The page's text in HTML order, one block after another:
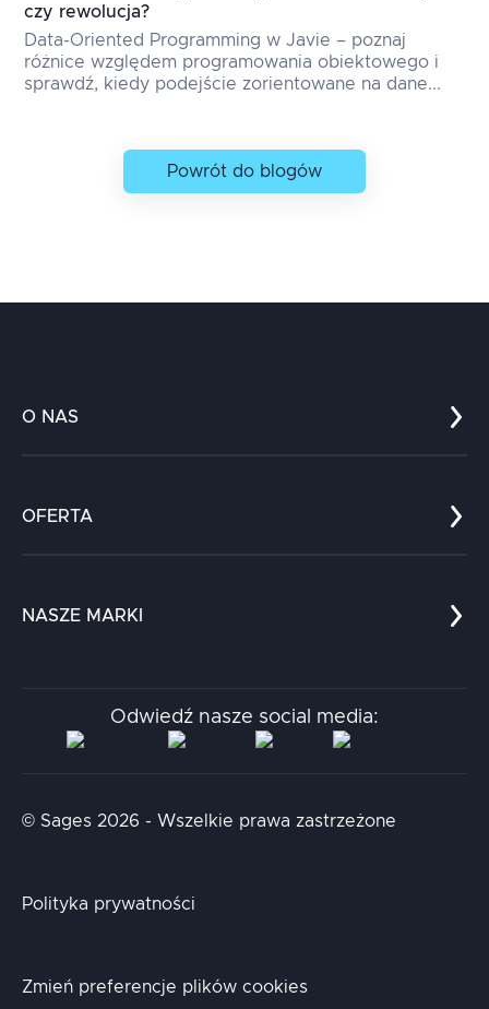
czy rewolucja?
Data-Oriented Programming w Javie – poznaj
różnice względem programowania obiektowego i
sprawdź, kiedy podejście zorientowane na dane...
Powrót do blogów
O NAS
Kariera
Kontakt
OFERTA
Chatboty
NASZE MARKI
Aidapta
AI & NLP Day
Odwiedź nasze social media:
© Sages 2026 - Wszelkie prawa zastrzeżone
Polityka prywatności
Zmień preferencje plików cookies